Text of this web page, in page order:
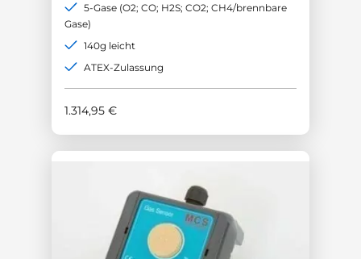
1.314,95 €
5-Gase (O2; CO; H2S; CO2; CH4/brennbare
Gase)
140g leicht
ATEX-Zulassung